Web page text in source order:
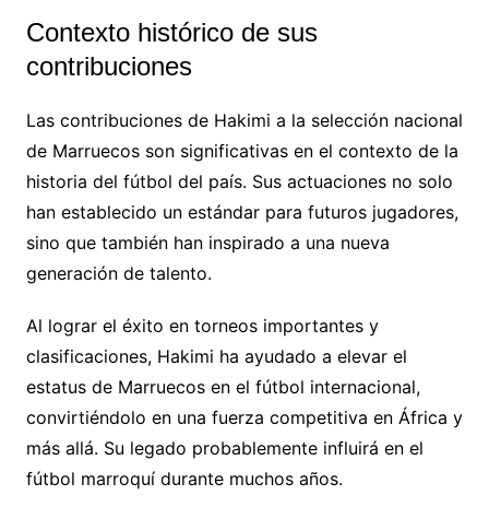
Contexto histórico de sus
contribuciones
Las contribuciones de Hakimi a la selección nacional
de Marruecos son significativas en el contexto de la
historia del fútbol del país. Sus actuaciones no solo
han establecido un estándar para futuros jugadores,
sino que también han inspirado a una nueva
generación de talento.
Al lograr el éxito en torneos importantes y
clasificaciones, Hakimi ha ayudado a elevar el
estatus de Marruecos en el fútbol internacional,
convirtiéndolo en una fuerza competitiva en África y
más allá. Su legado probablemente influirá en el
fútbol marroquí durante muchos años.